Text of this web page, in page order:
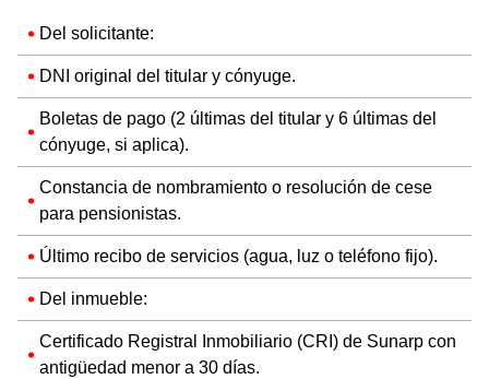
Del solicitante:
DNI original del titular y cónyuge.
Boletas de pago (2 últimas del titular y 6 últimas del
cónyuge, si aplica).
Constancia de nombramiento o resolución de cese
para pensionistas.
Último recibo de servicios (agua, luz o teléfono fijo).
Del inmueble:
Certificado Registral Inmobiliario (CRI) de Sunarp con
antigüedad menor a 30 días.